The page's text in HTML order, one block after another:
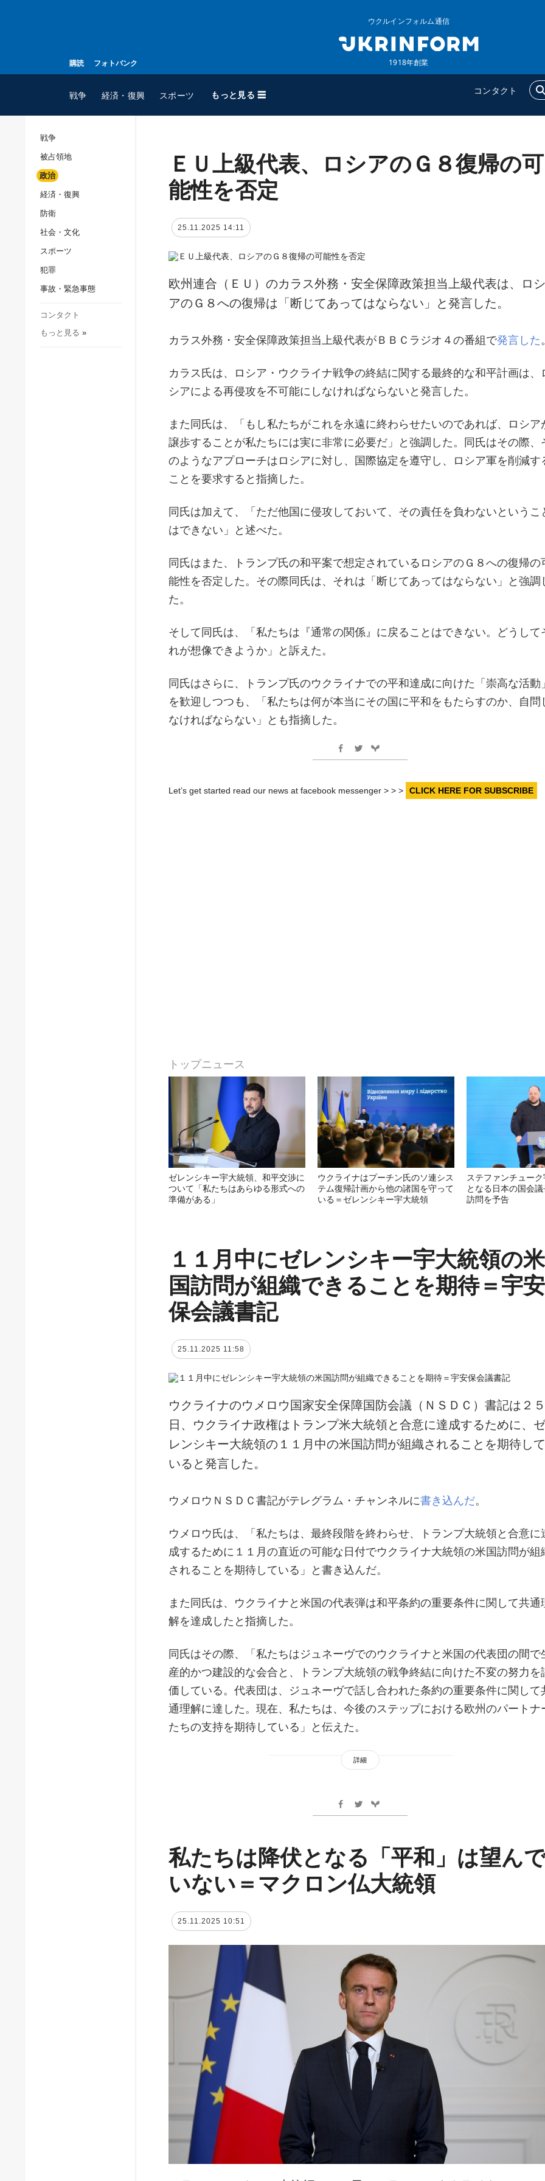
購読 フォトバンク
ウクルインフォルム通信
1918年創業
戦争 経済・復興 スポーツ もっと見る ☰ コンタクト
スポーツ
ウクルインフォルム
ウクルインフォルムについ
て
追加
戦争
被占領地
政治
経済・復興
防衛
社会・文化
スポーツ
犯罪
事故・緊急事態
コンタクト
もっと見る »
ＥＵ上級代表、ロシアのＧ８復帰の可
能性を否定
25.11.2025 14:11
欧州連合（ＥＵ）のカラス外務・安全保障政策担当上級代表は、ロシ
アのＧ８への復帰は「断じてあってはならない」と発言した。
カラス外務・安全保障政策担当上級代表がＢＢＣラジオ４の番組で発言した 。
カラス氏は、ロシア・ウクライナ戦争の終結に関する最終的な和平計画は、
シアによる再侵攻を不可能にしなければならないと発言した。
また同氏は、「もし私たちがこれを永遠に終わらせたいのであれば、ロシア
譲歩することが私たちには実に非常に必要だ」と強調した。同氏はその際、
のようなアプローチはロシアに対し、国際協定を遵守し、ロシア軍を削減す
ことを要求すると指摘した。
同氏は加えて、「ただ他国に侵攻しておいて、その責任を負わないというこ
はできない」と述べた。
同氏はまた、トランプ氏の和平案で想定されているロシアのＧ８への復帰の
能性を否定した。その際同氏は、それは「断じてあってはならない」と強調
た。
そして同氏は、「私たちは『通常の関係』に戻ることはできない。どうして
れが想像できようか」と訴えた。
同氏はさらに、トランプ氏のウクライナでの平和達成に向けた「崇高な活動」
を歓迎しつつも、「私たちは何が本当にその国に平和をもたらすのか、自問
なければならない」とも指摘した。
Let’s get started read our news at facebook messenger > > > CLICK HERE FOR SUBSCRIBE
トップニュース
ゼレンシキー宇大統領、和平交渉に
ついて「私たちはあらゆる形式への
準備がある」
ウクライナはプーチン氏のソ連シス
テム復帰計画から他の諸国を守って
いる＝ゼレンシキー宇大統領
ステファンチュー
となる日本の国会
訪問を予告
１１月中にゼレンシキー宇大統領の米
国訪問が組織できることを期待＝宇安
保会議書記
25.11.2025 11:58
ウクライナのウメロウ国家安全保障国防会議（ＮＳＤＣ）書記は２５
日、ウクライナ政権はトランプ米大統領と合意に達成するために、ゼ
レンシキー大統領の１１月中の米国訪問が組織されることを期待して
いると発言した。
ウメロウＮＳＤＣ書記がテレグラム・チャンネルに書き込んだ。
ウメロウ氏は、「私たちは、最終段階を終わらせ、トランプ大統領と合意に
成するために１１月の直近の可能な日付でウクライナ大統領の米国訪問が組
されることを期待している」と書き込んだ。
また同氏は、ウクライナと米国の代表弾は和平条約の重要条件に関して共通
解を達成したと指摘した。
同氏はその際、「私たちはジュネーヴでのウクライナと米国の代表団の間で
産的かつ建設的な会合と、トランプ大統領の戦争終結に向けた不変の努力を
価している。代表団は、ジュネーヴで話し合われた条約の重要条件に関して
通理解に達した。現在、私たちは、今後のステップにおける欧州のパートナ
たちの支持を期待している」と伝えた。
詳細
私たちは降伏となる「平和」は望ん
いない＝マクロン仏大統領
25.11.2025 10:51